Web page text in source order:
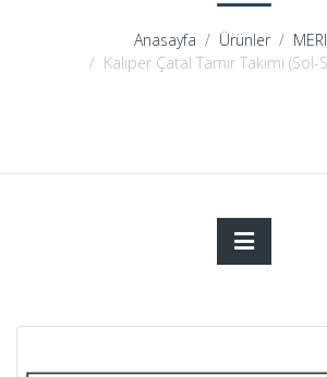
Anasayfa Ürünler
Kaliper Çatal Tamir Takımı (Sol-